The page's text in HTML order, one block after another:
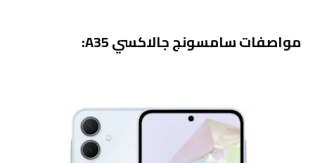
مواصفات سامسونج جالاكسي A35: